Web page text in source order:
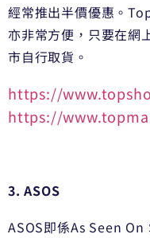
經常推出半價優惠。
亦非常方便，只要在網
市自行取貨。
https://
https://
3. ASOS
ASOS即係As Seen